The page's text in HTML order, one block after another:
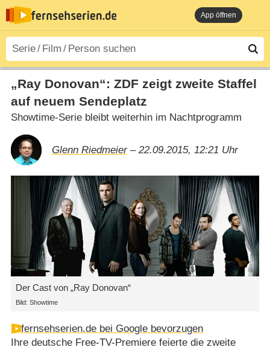
App öffnen
„Ray Donovan“: ZDF zeigt zweite Staffel
auf neuem Sendeplatz
Showtime-Serie bleibt weiterhin im Nachtprogramm
Glenn Riedmeier– 22.09.2015, 12:21 Uhr
Der Cast von „Ray Donovan“
Bild: Showtime
fernsehserien.de bei Google bevorzugen
Ihre deutsche Free-TV-Premiere feierte die zweite